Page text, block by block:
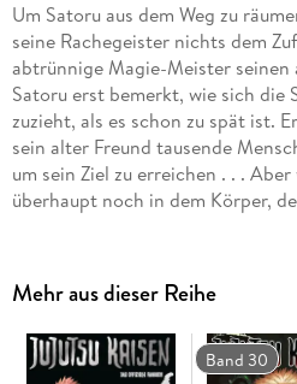
Um Satoru aus dem Weg zu
seine Rachegeister nichts dem
abtrünnige Magie-Meister seinen
Satoru erst bemerkt, wie sich die
zuzieht, als es schon zu spät ist.
sein alter Freund tausende
um sein Ziel zu erreichen . . .
überhaupt noch in dem Körper,
Mehr aus dieser Reihe
Band 30